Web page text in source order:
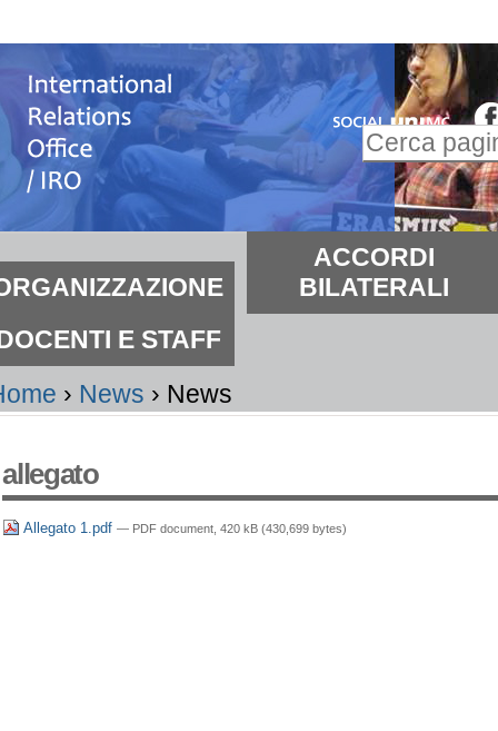
Inserire il
Ricerca
avanzata…
ACCORDI
BILATERALI
E STAFF
› News › News
allegato
Allegato 1.pdf— PDF document, 420 kB (430,699 bytes)